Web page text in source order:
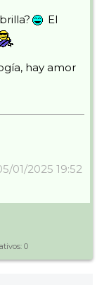
El
hay amor
01/2025 19:52
0